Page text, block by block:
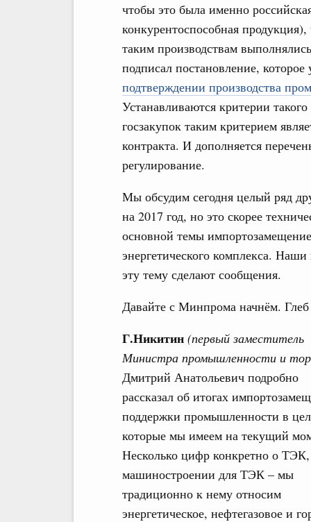
чтобы это была именно
конкурентоспособная
таким производствам
подписал постановление,
подтверждении производства
Устанавливаются критерии
госзакупок таким критерием
контракта. И дополняется
регулирование.
Мы обсудим сегодня целый ряд
на 2017 год, но это скорее
основной темы
энергетического комплекса.
эту тему сделают сообщения.
Давайте с Минпрома начнём.
Г.Никитин (первый заместитель
Министра промышленности и
Дмитрий Анатольевич подробно
рассказал об итогах
поддержки промышленности в
которые мы имеем на текущий
Несколько цифр конкретно о
машиностроении для ТЭК – мы
традиционно к нему относим
энергетическое, нефтегазовое и